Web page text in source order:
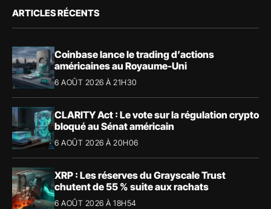
ARTICLES RÉCENTS
Coinbase lance le trading d’actions
américaines au Royaume-Uni
6 AOÛT 2026 À 21H30
CLARITY Act : Le vote sur la régulation crypto
bloqué au Sénat américain
6 AOÛT 2026 À 20H06
XRP : Les réserves du Grayscale Trust
chutent de 55 % suite aux rachats
6 AOÛT 2026 À 18H54